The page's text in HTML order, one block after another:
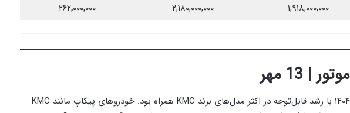
۱,۹۱۸,۰۰۰,۰۰۰ ۲,۱۸۰,۰۰۰,۰۰۰ ۲۶۲,۰۰۰,۰۰۰
13 مهر
بازار محصولات کرمان موتور در روز ۱۳ مهر ۱۴۰۴ با رشد قابل‌توجه در اکثر مدل‌های برند KMC همراه بود. خودروهای پیکاپ مانند KMC